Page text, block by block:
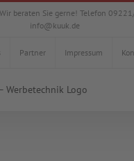
beraten Sie gerne! Telefon
info@kuuk.de
Partner Impressum